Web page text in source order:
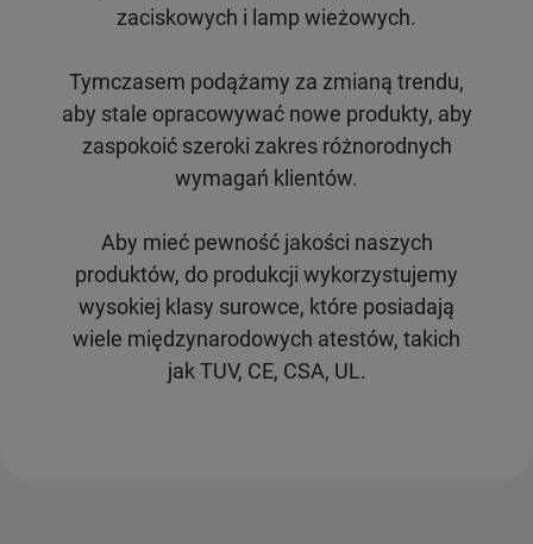
zaciskowych i lamp wieżowych.
Tymczasem podążamy za zmianą trendu,
aby stale opracowywać nowe produkty, aby
zaspokoić szeroki zakres różnorodnych
wymagań klientów.
Aby mieć pewność jakości naszych
produktów, do produkcji wykorzystujemy
wysokiej klasy surowce, które posiadają
wiele międzynarodowych atestów, takich
jak TUV, CE, CSA, UL.